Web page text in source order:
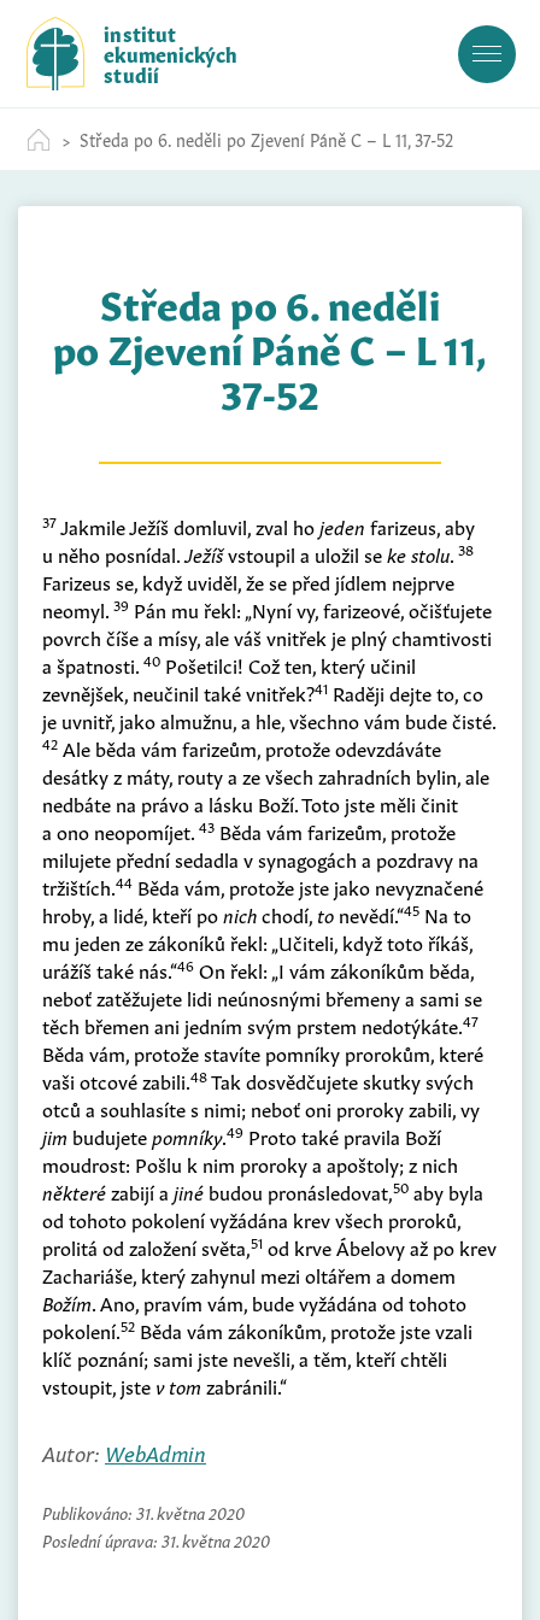
c
institut
ekumenických
studií
Středa po 6. neděli po Zjevení Páně C – L 11, 37-52
Středa po 6. neděli
po Zjevení Páně C – L 11,
37-52
37Jakmile Ježíš domluvil, zval hojeden farizeus, aby
u něho posnídal.Ježíšvstoupil a uložil seke stolu. 38
Farizeus se, když uviděl, že se před jídlem nejprve
neomyl. 39 Pán mu řekl: „Nyní vy, farizeové, očišťujete
povrch číše a mísy, ale váš vnitřek je plný chamtivosti
a špatnosti. 40 Pošetilci! Což ten, který učinil
zevnějšek, neučinil také vnitřek?41 Raději dejte to, co
je uvnitř, jako almužnu, a hle, všechno vám bude čisté.
42 Ale běda vám farizeům, protože odevzdáváte
desátky z máty, routy a ze všech zahradních bylin, ale
nedbáte na právo a lásku Boží. Toto jste měli činit
a ono neopomíjet. 43 Běda vám farizeům, protože
milujete přední sedadla v synagogách a pozdravy na
tržištích.44 Běda vám, protože jste jako nevyznačené
hroby, a lidé, kteří ponichchodí, to nevědí.“45 Na to
mu jeden ze zákoníků řekl: „Učiteli, když toto říkáš,
urážíš také nás.“46 On řekl: „I vám zákoníkům běda,
neboť zatěžujete lidi neúnosnými břemeny a sami se
těch břemen ani jedním svým prstem nedotýkáte.47
Běda vám, protože stavíte pomníky prorokům, které
vaši otcové zabili.48Tak dosvědčujete skutky svých
otců a souhlasíte s nimi; neboť oni proroky zabili, vy
jim budujetepomníky.49 Proto také pravila Boží
moudrost: Pošlu k nim proroky a apoštoly; z nich
některézabijí a jiné budou pronásledovat,50 aby byla
od tohoto pokolení vyžádána krev všech proroků,
prolitá od založení světa,51 od krve Ábelovy až po krev
Zachariáše, který zahynul mezi oltářem a domem
Božím. Ano, pravím vám, bude vyžádána od tohoto
pokolení.52 Běda vám zákoníkům, protože jste vzali
klíč poznání; sami jste nevešli, a těm, kteří chtěli
vstoupit, jste v tom zabránili.“
Autor: WebAdmin
Publikováno: 31. května 2020
Poslední úprava: 31. května 2020